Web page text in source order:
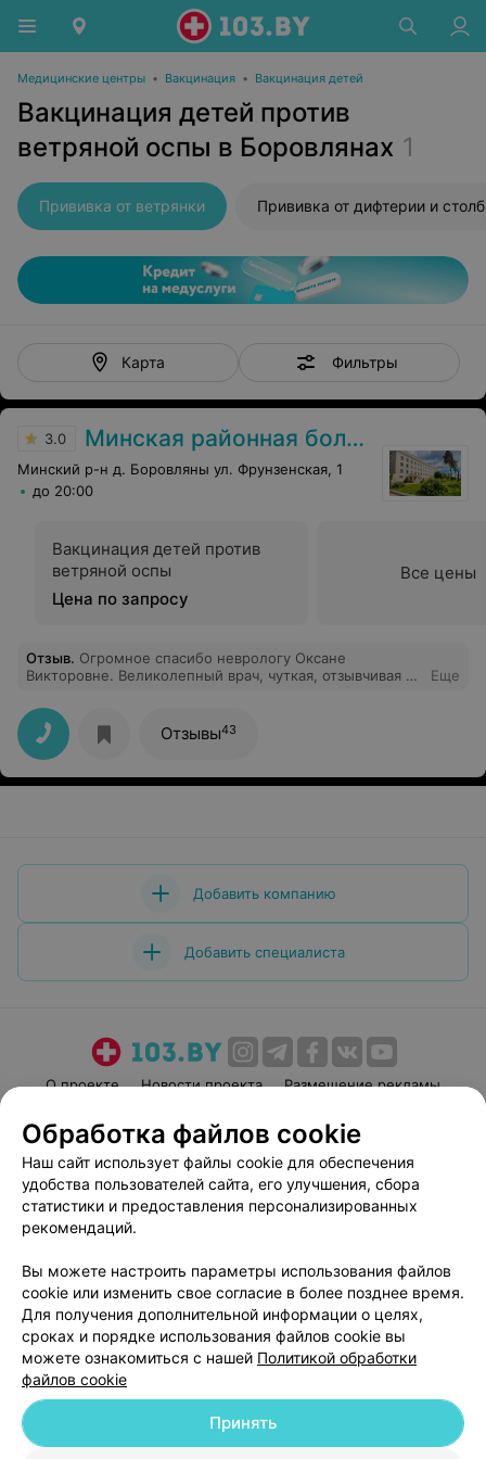
Медицинские центры • Вакцинация • Вакцинация детей
Вакцинация детей против
ветряной оспы в Боровлянах 1
Прививка от ветрянки
Карта Фильтры
3.0 Минская районная больница
Минский р-н д. Боровляны ул. Фрунзенская, 1
до 20:00
Вакцинация детей против
ветряной оспы
Цена по запросу
Все цены
Отзыв. Огромное спасибо неврологу Оксане
Викторовне. Великолепный врач, чуткая, отзывчивая и
Еще
Отзывы43
Добавить компанию
Добавить специалиста
О проекте Новости проекта
Размещение рекламы
Пользовательское соглашение
Способы оплаты
Вакансии
Партнеры
Написать руководителю 103.by
Персональные настройки cookie
Обработка персональных данных
© 2026 ООО «Артокс Лаб», УНП 191700409| 220012, Республика Беларусь,
Обработка файлов cookie
Наш сайт использует файлы cookie для обеспечения
удобства пользователей сайта, его улучшения, сбора
статистики и предоставления персонализированных
рекомендаций.
Вы можете настроить параметры использования файлов
cookie или изменить свое согласие в более позднее время.
Для получения дополнительной информации о целях,
сроках и порядке использования файлов cookie вы
можете ознакомиться с нашей Политикой обработки
файлов cookie
Принять